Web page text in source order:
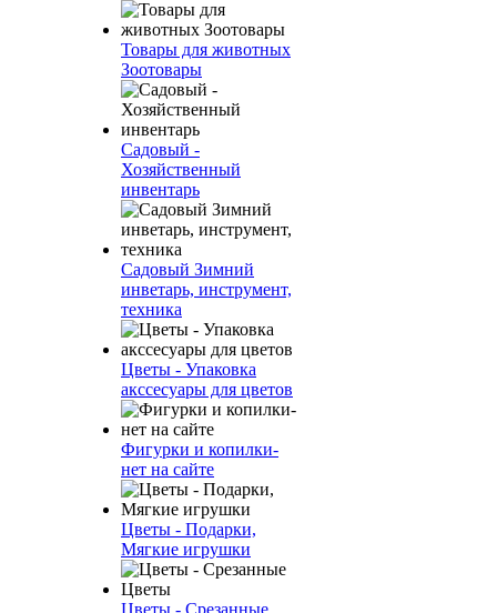
Товары для животных
Зоотовары
Садовый -
Хозяйственный
инвентарь
Садовый Зимний
инветарь, инструмент,
техника
Цветы - Упаковка
акссесуары для цветов
Фигурки и копилки-
нет на сайте
Цветы - Подарки,
Мягкие игрушки
Цветы - Срезанные